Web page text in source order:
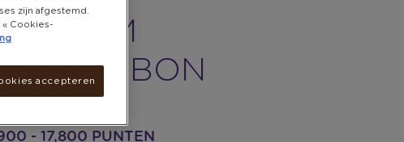
online inwisselbaar
- 17,800 PUNTEN
zijn afgestemd.
Cookies-
accepteren